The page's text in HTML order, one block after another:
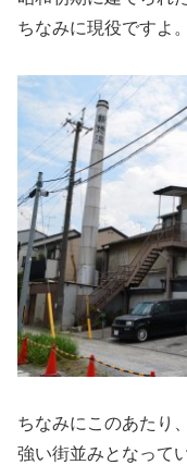
ちなみに現役ですよ。
ちなみにこのあたり
強い街並みとなって